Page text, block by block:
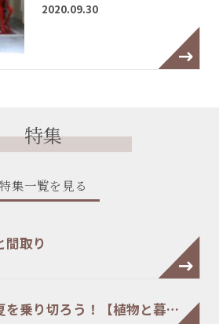
2020.09.30
特集
特集一覧を見る
取り
を乗り切ろう！【植物と暮…